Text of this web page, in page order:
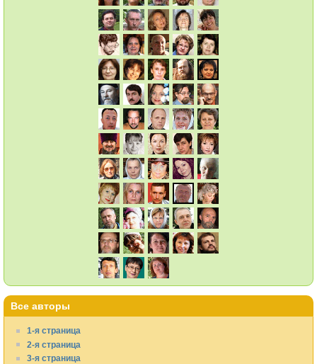
Все авторы
1-я страница
2-я страница
3-я страница